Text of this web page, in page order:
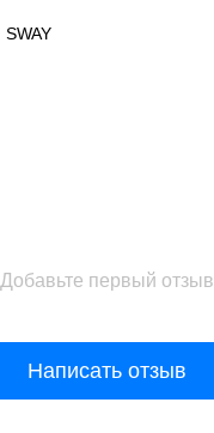
SWAY
Добавьте первый отзыв
Написать отзыв